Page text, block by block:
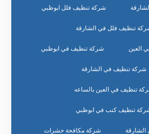
شركة تنظيف فلل ابوظبي
تنظيف فلل في الشارقة
العين شركة تنظيف في ابوظبي
شركة تنظيف في الشارقة
تنظيف في العين بالساعه
تنظيف كنب في ابوظبي
شركة مكافحة حشرات